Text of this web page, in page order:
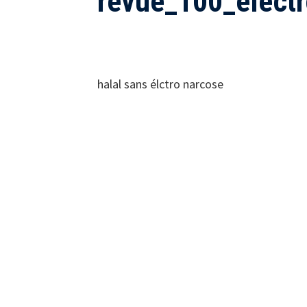
halal sans élctro narcose